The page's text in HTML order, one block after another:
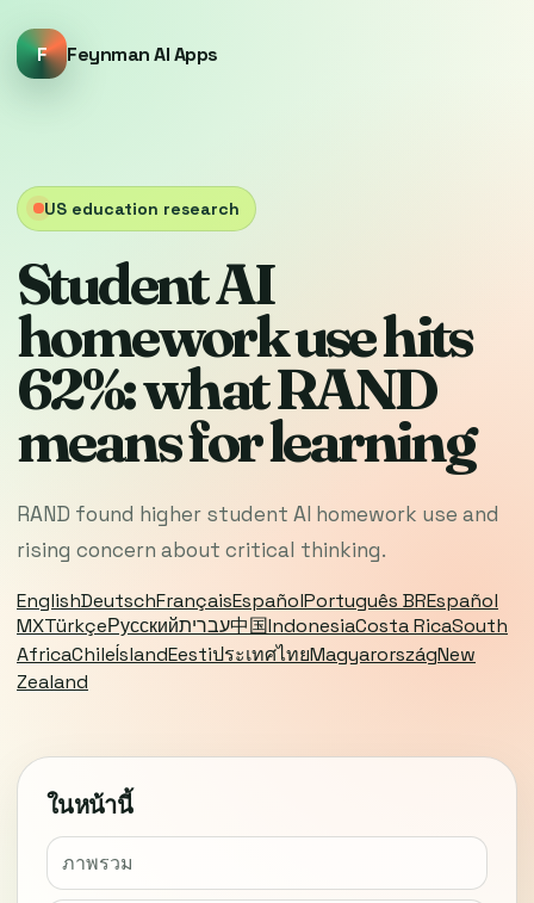
F Feynman AI Apps
US education research
Student AI
homework use hits
62%: what RAND
means for learning
RAND found higher student AI homework use and
rising concern about critical thinking.
EnglishDeutschFrançaisEspañolPortuguês BREspañol
MXTürkçeРусскийעברית中国IndonesiaCosta RicaSouth
AfricaChileÍslandEestiประเทศไทยMagyarországNew
Zealand
ในหน้านี้
ภาพรวม